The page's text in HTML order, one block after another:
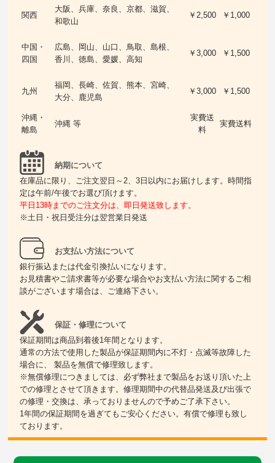
関西
大阪、兵庫、奈良、京都、滋賀、
和歌山
￥2,500 ￥1,000
中国・
四国
広島、岡山、山口、鳥取、島根、
香川、徳島、愛媛、高知
￥3,000 ￥1,500
九州
福岡、長崎、佐賀、熊本、宮崎、
大分、鹿児島
￥3,000 ￥1,500
沖縄・
離島
沖縄 等
実費送
料
実費送料
納期について
在庫品に限り、ご注文翌日～2、3日以内にお届けします。時間指
定は午前/午後でお選び頂けます。
平日13時までのご注文分は、即日発送致します。
※土日・祝日受注分は翌営業日発送
お支払い方法について
銀行振込または代金引換払いになります。
お見積書やご請求書等が必要な場合やお支払い方法に関するご相
談がございます場合は、ご連絡下さい。
保証・修理について
保証期間は商品到着後1年間となります。
通常の方法で使用した製品が保証期間内に不灯・点滅等故障した
場合に、 製品を無償で修理致します。
※無償修理につきましては、必ず弊社まで製品をお送り頂いた上
での修理とさせて頂きます。修理期間中の代替品発送及び出張で
の修理・交換は、承っておりませんので予めご了承下さい。
1年間の保証期間を過ぎてもご安心ください。有償で修理も致し
ております。